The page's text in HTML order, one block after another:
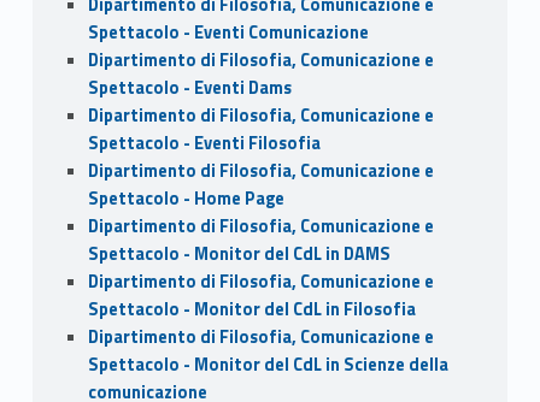
Spettacolo - Eventi Comunicazione
Dipartimento di Filosofia, Comunicazione e
Spettacolo - Eventi Dams
Dipartimento di Filosofia, Comunicazione e
Spettacolo - Eventi Filosofia
Dipartimento di Filosofia, Comunicazione e
Spettacolo - Home Page
Dipartimento di Filosofia, Comunicazione e
Spettacolo - Monitor del CdL in DAMS
Dipartimento di Filosofia, Comunicazione e
Spettacolo - Monitor del CdL in Filosofia
Dipartimento di Filosofia, Comunicazione e
Spettacolo - Monitor del CdL in Scienze della
comunicazione